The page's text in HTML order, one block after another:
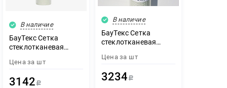
В наличие
БауТекс Сетка
стеклотканевая
50м2
Цена за шт
3142 Р
В наличие
БауТекс Сетка
стеклотканевая
50м2
Цена за шт
3234 Р